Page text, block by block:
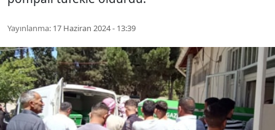
Yayınlanma: 17 Haziran 2024 - 13:39